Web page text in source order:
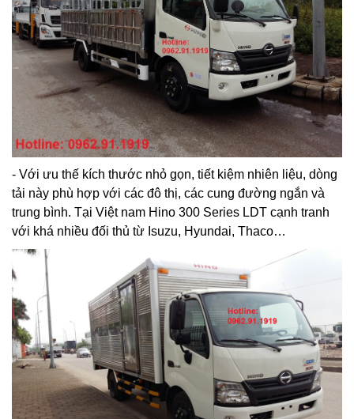
- Với ưu thế kích thước nhỏ gọn, tiết kiệm nhiên liệu, dòng
tải này phù hợp với các đô thị, các cung đường ngắn và
trung bình. Tại Việt nam Hino 300 Series LDT cạnh tranh
với khá nhiều đối thủ từ Isuzu, Hyundai, Thaco…